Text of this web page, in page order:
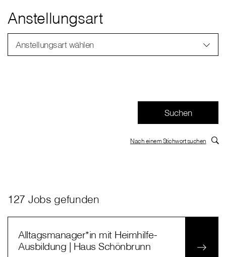
Anstellungsart
Anstellungsart wählen
Nach einem Stichwort suchen
127 Jobs gefunden
Alltagsmanager*in mit Heimhilfe-
Ausbildung | Haus Schönbrunn